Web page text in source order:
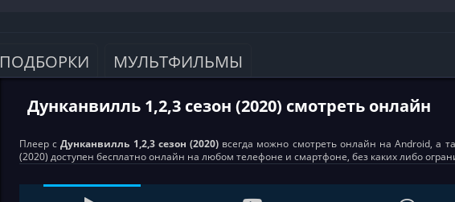
ПОДБОРКИ МУЛЬТФИЛЬМЫ
Дунканвилль 1,2,3 сезон (2020) смотреть онлайн
Плеер сДунканвилль 1,2,3 сезон (2020) всегда можно смотреть онлайн на Android, а
(2020) доступен бесплатно онлайн на любом телефоне и смартфоне, без каких либо